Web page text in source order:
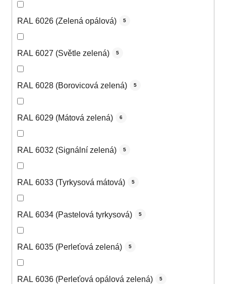
RAL 6026 (Zelená opálová) 5
RAL 6027 (Světle zelená) 5
RAL 6028 (Borovicová zelená) 5
RAL 6029 (Mátová zelená) 6
RAL 6032 (Signální zelená) 5
RAL 6033 (Tyrkysová mátová) 5
RAL 6034 (Pastelová tyrkysová) 5
RAL 6035 (Perleťová zelená) 5
RAL 6036 (Perleťová opálová zelená) 5